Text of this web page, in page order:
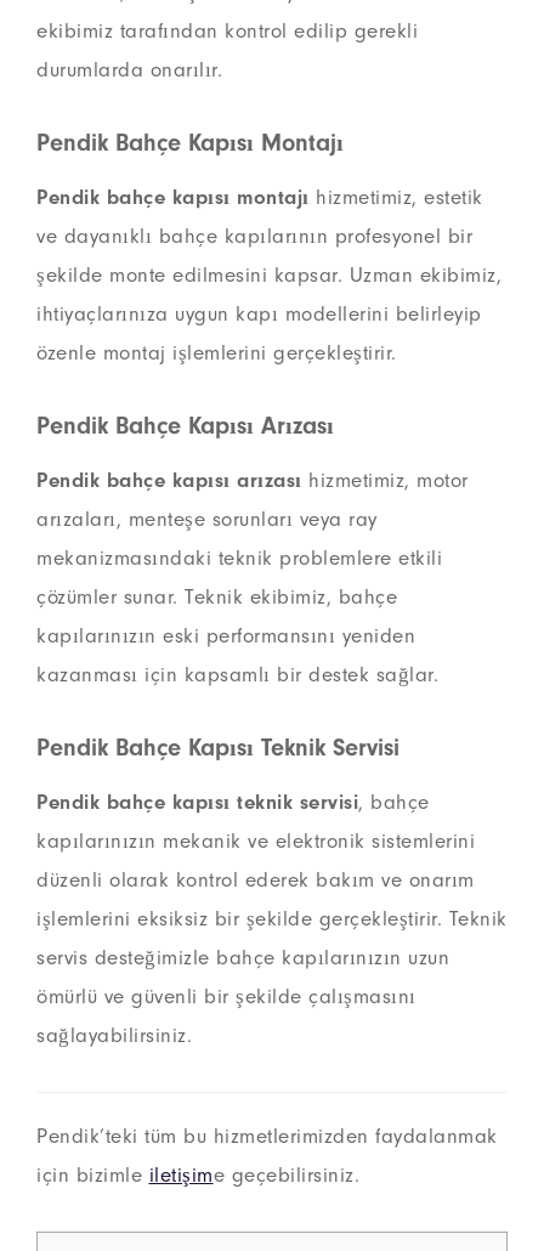
ekibimiz tarafından kontrol edilip gerekli
durumlarda onarılır.
Pendik Bahçe Kapısı Montajı
Pendik bahçe kapısı montajı hizmetimiz, estetik
ve dayanıklı bahçe kapılarının profesyonel bir
şekilde monte edilmesini kapsar. Uzman ekibimiz,
ihtiyaçlarınıza uygun kapı modellerini belirleyip
özenle montaj işlemlerini gerçekleştirir.
Pendik Bahçe Kapısı Arızası
Pendik bahçe kapısı arızası hizmetimiz, motor
arızaları, menteşe sorunları veya ray
mekanizmasındaki teknik problemlere etkili
çözümler sunar. Teknik ekibimiz, bahçe
kapılarınızın eski performansını yeniden
kazanması için kapsamlı bir destek sağlar.
Pendik Bahçe Kapısı Teknik Servisi
Pendik bahçe kapısı teknik servisi, bahçe
kapılarınızın mekanik ve elektronik sistemlerini
düzenli olarak kontrol ederek bakım ve onarım
işlemlerini eksiksiz bir şekilde gerçekleştirir. Teknik
servis desteğimizle bahçe kapılarınızın uzun
ömürlü ve güvenli bir şekilde çalışmasını
sağlayabilirsiniz.
Pendik’teki tüm bu hizmetlerimizden faydalanmak
için bizimle iletişime geçebilirsiniz.